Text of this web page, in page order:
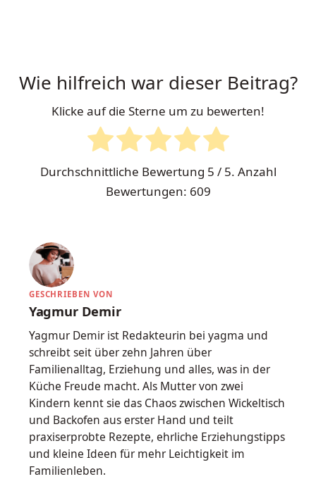
Wie hilfreich war dieser Beitrag?
Klicke auf die Sterne um zu bewerten!
Durchschnittliche Bewertung 5 / 5. Anzahl
Bewertungen: 609
GESCHRIEBEN VON
Yagmur Demir
Yagmur Demir ist Redakteurin bei yagma und
schreibt seit über zehn Jahren über
Familienalltag, Erziehung und alles, was in der
Küche Freude macht. Als Mutter von zwei
Kindern kennt sie das Chaos zwischen Wickeltisch
und Backofen aus erster Hand und teilt
praxiserprobte Rezepte, ehrliche Erziehungstipps
und kleine Ideen für mehr Leichtigkeit im
Familienleben.